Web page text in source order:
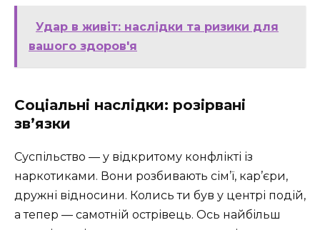
Удар в живіт: наслідки та ризики для
вашого здоров'я
Соціальні наслідки: розірвані
зв’язки
Суспільство — у відкритому конфлікті із
наркотиками. Вони розбивають сім’ї, кар’єри,
дружні відносини. Колись ти був у центрі подій,
а тепер — самотній острівець. Ось найбільш